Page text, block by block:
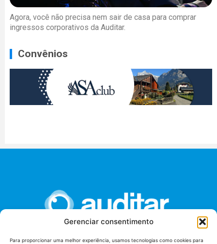
Gerenciar consentimento
Para proporcionar uma melhor experiência, usamos tecnologias como cookies para
Agora, você não precisa nem sair de casa para comprar
ingressos corporativos da Auditar.
Convênios